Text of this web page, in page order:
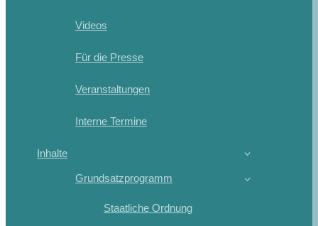
Videos
Für die Presse
Veranstaltungen
Interne Termine
Inhalte
Grundsatzprogramm
Staatliche Ordnung